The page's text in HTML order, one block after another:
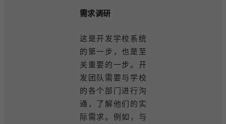
需求调研
这是开发学校系统
的第一步，也是至
关重要的一步。开
发团队需要与学校
的各个部门进行沟
通，了解他们的实
际需求。例如，与